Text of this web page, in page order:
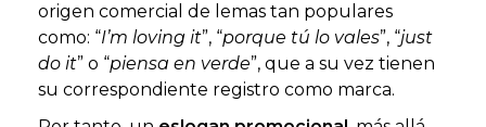
origen comercial de lemas tan populares
como: “I’m loving it”, “porque tú lo vales”, “just
do it” o “piensa en verde”, que a su vez tienen
su correspondiente registro como marca.